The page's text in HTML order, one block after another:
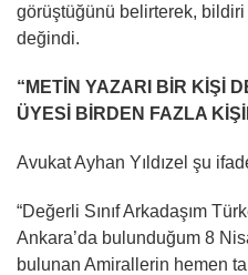
görüştüğünü belirterek, bildiri
değindi.
“METİN YAZARI BİR KİŞİ
ÜYESİ BİRDEN FAZLA
Avukat Ayhan Yıldızel şu
“Değerli Sınıf Arkadaşım
Ankara’da bulunduğum 8
bulunan Amirallerin hemen